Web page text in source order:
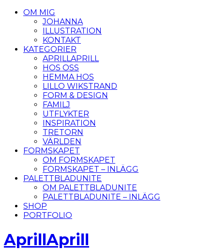
OM MIG
JOHANNA
ILLUSTRATION
KONTAKT
KATEGORIER
APRILLAPRILL
HOS OSS
HEMMA HOS
LILLO WIKSTRAND
FORM & DESIGN
FAMILJ
UTFLYKTER
INSPIRATION
TRETORN
VÄRLDEN
FORMSKAPET
OM FORMSKAPET
FORMSKAPET – INLÄGG
PALETTBLADUNITE
OM PALETTBLADUNITE
PALETTBLADUNITE – INLÄGG
SHOP
PORTFOLIO
AprillAprill